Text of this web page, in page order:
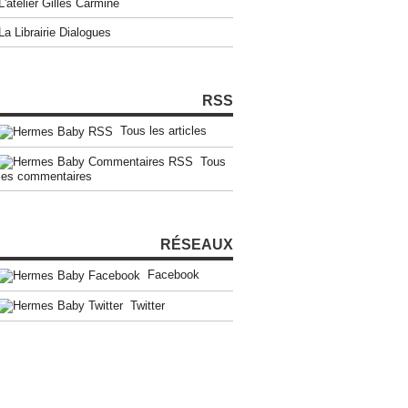
L'atelier Gilles Carmine
La Librairie Dialogues
RSS
Tous les articles
Tous
les commentaires
RÉSEAUX
Facebook
Twitter